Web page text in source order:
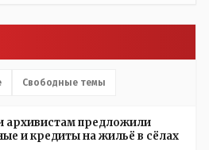
установили только в
для административно-
питьевой и температурный
иначе?
Свободные темы
архивистам предложили
и кредиты на жильё в сёлах